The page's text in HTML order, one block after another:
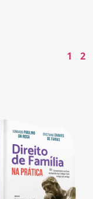
1 2